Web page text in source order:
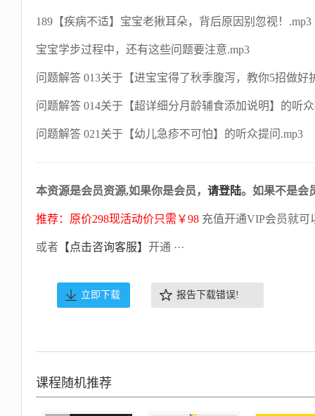
189【疾病不适】宝宝老揪耳朵，背后原因别忽视！.mp3
宝宝学步过程中，还有这些问题要注意.mp3
问题解答 013关于【进宝宝得了秋季腹泻，教你5招做好
问题解答 014关于【超详细分月龄辅食添加说明】的听
问题解答 021关于【幼儿急疹不可怕】的听众提问.mp3
本资源是会员资源,如果你是会员， 请登陆。如果不是会
推荐：原价298现活动价只需￥98 充值开通VIP会员就可
或者 【点击咨询客服】 开通 ···
立即下载 报告下载错误!
课程随机推荐